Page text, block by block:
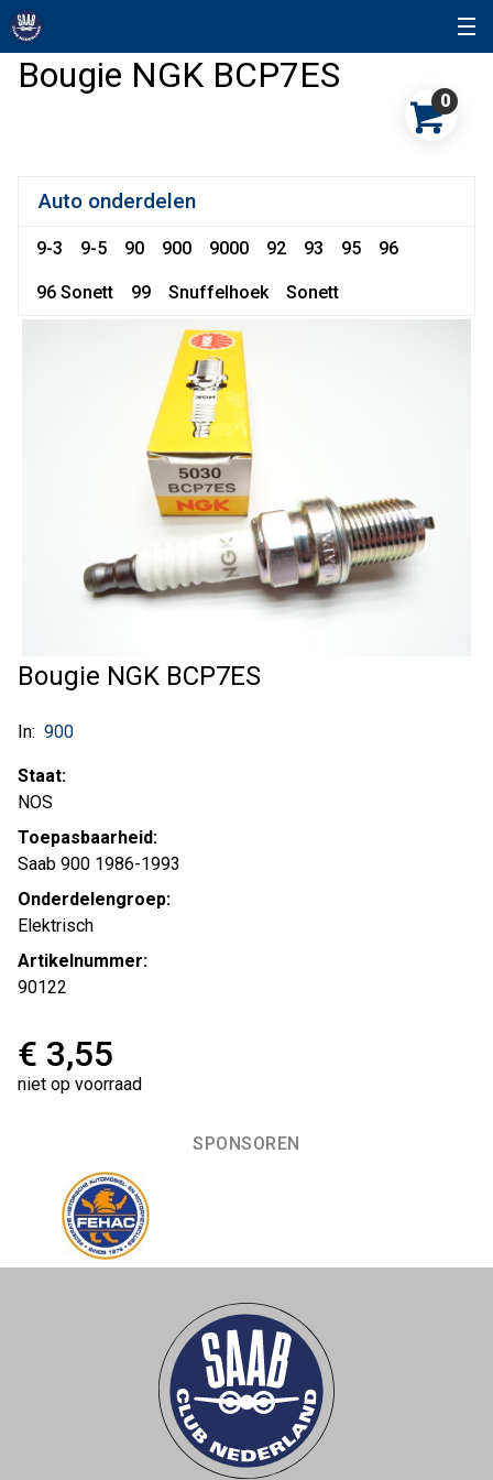
Bougie NGK BCP7ES
0
Auto onderdelen
9-3 9-5 90 900 9000 92 93 95 96
96 Sonett 99 Snuffelhoek Sonett
Bougie NGK BCP7ES
In: 900
Staat:
NOS
Toepasbaarheid:
Saab 900 1986-1993
Onderdelengroep:
Elektrisch
Artikelnummer:
90122
€ 3,55
niet op voorraad
SPONSOREN